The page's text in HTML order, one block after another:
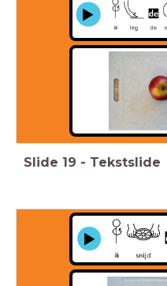
Slide 19 - Tekstslide